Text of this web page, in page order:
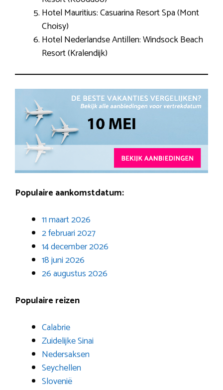
Hotel Mauritius: Casuarina Resort Spa (Mont
Choisy)
Hotel Nederlandse Antillen: Windsock Beach
Resort (Kralendijk)
Populaire aankomstdatum:
11 maart 2026
2 februari 2027
14 december 2026
18 juni 2026
26 augustus 2026
Populaire reizen
Calabrie
Zuidelijke Sinai
Nedersaksen
Seychellen
Slovenië